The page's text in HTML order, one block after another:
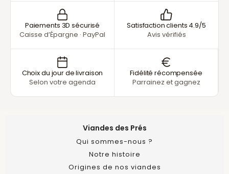
Paiements 3D sécurisé
Caisse d’Épargne · PayPal
Satisfaction clients 4.9/5
Avis vérifiés
Choix du jour de livraison
Selon votre agenda
Fidélité récompensée
Parrainez et gagnez
Viandes des Prés
Qui sommes-nous ?
Notre histoire
Origines de nos viandes